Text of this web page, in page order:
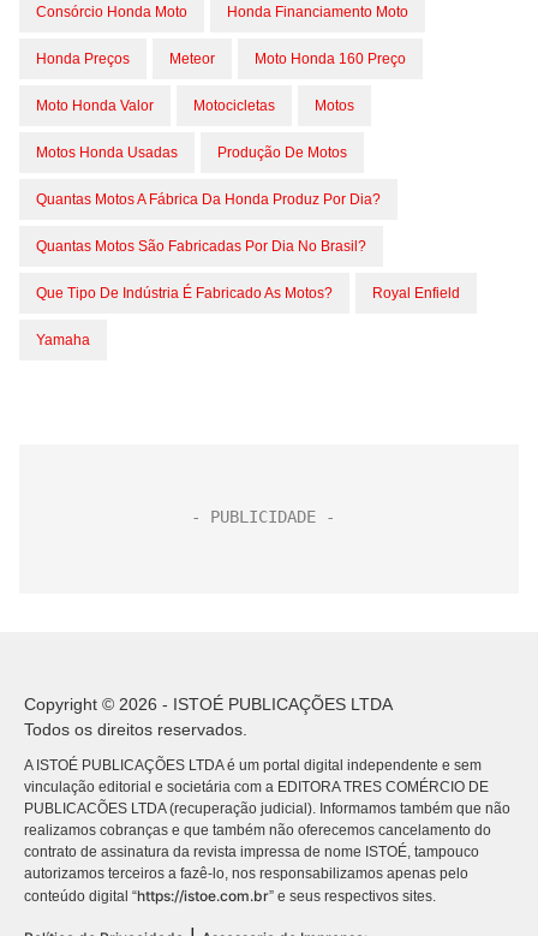
Consórcio Honda Moto Honda Financiamento Moto
Honda Preços Meteor Moto Honda 160 Preço
Moto Honda Valor Motocicletas Motos
Motos Honda Usadas Produção De Motos
Quantas Motos A Fábrica Da Honda Produz Por Dia?
Quantas Motos São Fabricadas Por Dia No Brasil?
Que Tipo De Indústria É Fabricado As Motos? Royal Enfield
Yamaha
Copyright © 2026 - ISTOÉ PUBLICAÇÕES LTDA
Todos os direitos reservados.
A ISTOÉ PUBLICAÇÕES LTDA é um portal digital independente e sem
vinculação editorial e societária com a EDITORA TRES COMÉRCIO DE
PUBLICACÕES LTDA (recuperação judicial). Informamos também que não
realizamos cobranças e que também não oferecemos cancelamento do
contrato de assinatura da revista impressa de nome ISTOÉ, tampouco
autorizamos terceiros a fazê-lo, nos responsabilizamos apenas pelo
conteúdo digital “https://istoe.com.br” e seus respectivos sites.